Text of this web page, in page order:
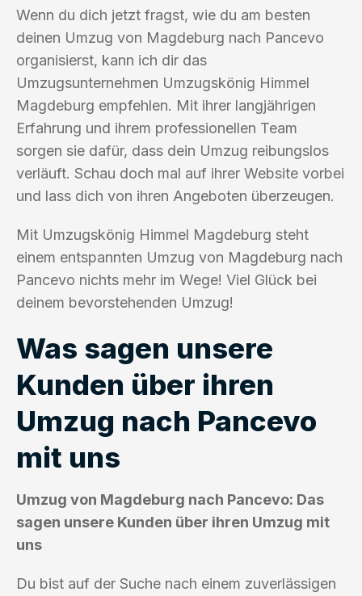
Wenn du dich jetzt fragst, wie du am besten
deinen Umzug von Magdeburg nach Pancevo
organisierst, kann ich dir das
Umzugsunternehmen Umzugskönig Himmel
Magdeburg empfehlen. Mit ihrer langjährigen
Erfahrung und ihrem professionellen Team
sorgen sie dafür, dass dein Umzug reibungslos
verläuft. Schau doch mal auf ihrer Website vorbei
und lass dich von ihren Angeboten überzeugen.
Mit Umzugskönig Himmel Magdeburg steht
einem entspannten Umzug von Magdeburg nach
Pancevo nichts mehr im Wege! Viel Glück bei
deinem bevorstehenden Umzug!
Was sagen unsere
Kunden über ihren
Umzug nach Pancevo
mit uns
Umzug von Magdeburg nach Pancevo: Das
sagen unsere Kunden über ihren Umzug mit
uns
Du bist auf der Suche nach einem zuverlässigen